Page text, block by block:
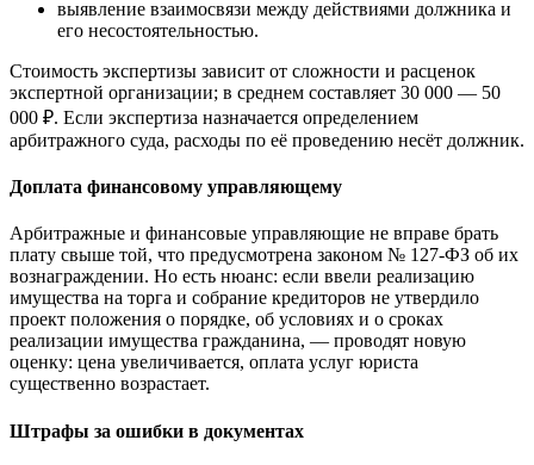
выявление взаимосвязи между действиями должника и
его несостоятельностью.
Стоимость экспертизы зависит от сложности и расценок
экспертной организации; в среднем составляет 30 000 — 50
000 ₽. Если экспертиза назначается определением
арбитражного суда, расходы по её проведению несёт должник.
Доплата финансовому управляющему
Арбитражные и финансовые управляющие не вправе брать
плату свыше той, что предусмотрена законом № 127-ФЗ об их
вознаграждении. Но есть нюанс: если ввели реализацию
имущества на торга и собрание кредиторов не утвердило
проект положения о порядке, об условиях и о сроках
реализации имущества гражданина, — проводят новую
оценку: цена увеличивается, оплата услуг юриста
существенно возрастает.
Штрафы за ошибки в документах